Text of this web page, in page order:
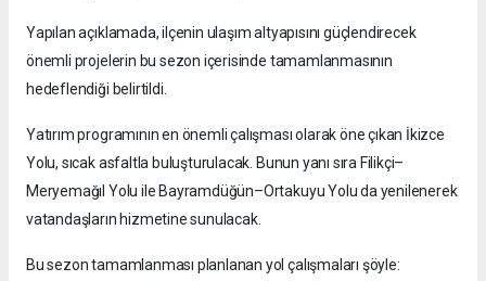
Yapılan açıklamada, ilçenin ulaşım altyapısını güçlendirecek
önemli projelerin bu sezon içerisinde tamamlanmasının
hedeflendiği belirtildi.
Yatırım programının en önemli çalışması olarak öne çıkan İkizce
Yolu, sıcak asfaltla buluşturulacak. Bunun yanı sıra Filikçi–
Meryemağıl Yolu ile Bayramdüğün–Ortakuyu Yolu da yenilenerek
vatandaşların hizmetine sunulacak.
Bu sezon tamamlanması planlanan yol çalışmaları şöyle: